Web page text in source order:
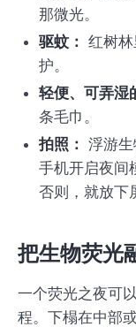
那微光。
驱蚊： 红树
护。
轻便、可弄湿
条毛巾。
拍照： 浮游
手机开启夜间
否则，就放下
把生物荧光
一个荧光之夜可
程。下榻在中部